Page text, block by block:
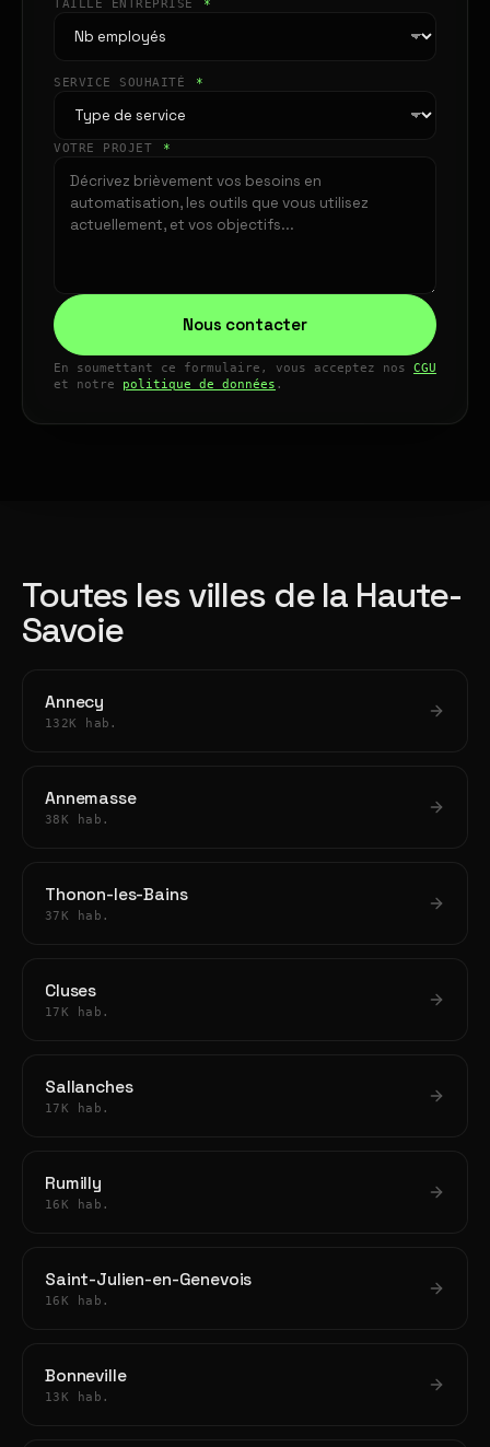
TAILLE ENTREPRISE *
SERVICE SOUHAITÉ *
VOTRE PROJET *
Nous contacter
En soumettant ce formulaire, vous acceptez nos CGU
et notre politique de données .
Toutes les villes de la Haute-
Savoie
Annecy
132K hab.
Annemasse
38K hab.
Thonon-les-Bains
37K hab.
Cluses
17K hab.
Sallanches
17K hab.
Rumilly
16K hab.
Saint-Julien-en-Genevois
16K hab.
Bonneville
13K hab.